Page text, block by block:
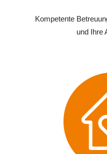
Kompetente
und Ihre